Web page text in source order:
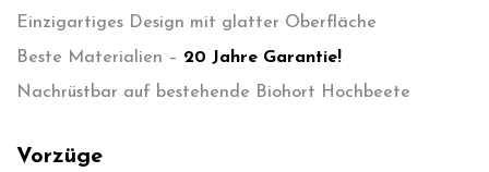
Einzigartiges Design mit glatter Oberfläche
Beste Materialien – 20 Jahre Garantie!
Nachrüstbar auf bestehende Biohort Hochbeete
Vorzüge